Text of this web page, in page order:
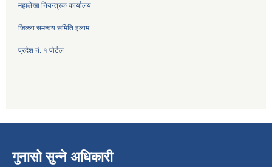
महालेखा नियन्त्रक कार्यालय
जिल्ला समन्वय समिति इलाम
प्रदेश नं. १ पोर्टल
गुनासो सुन्ने अधिकारी